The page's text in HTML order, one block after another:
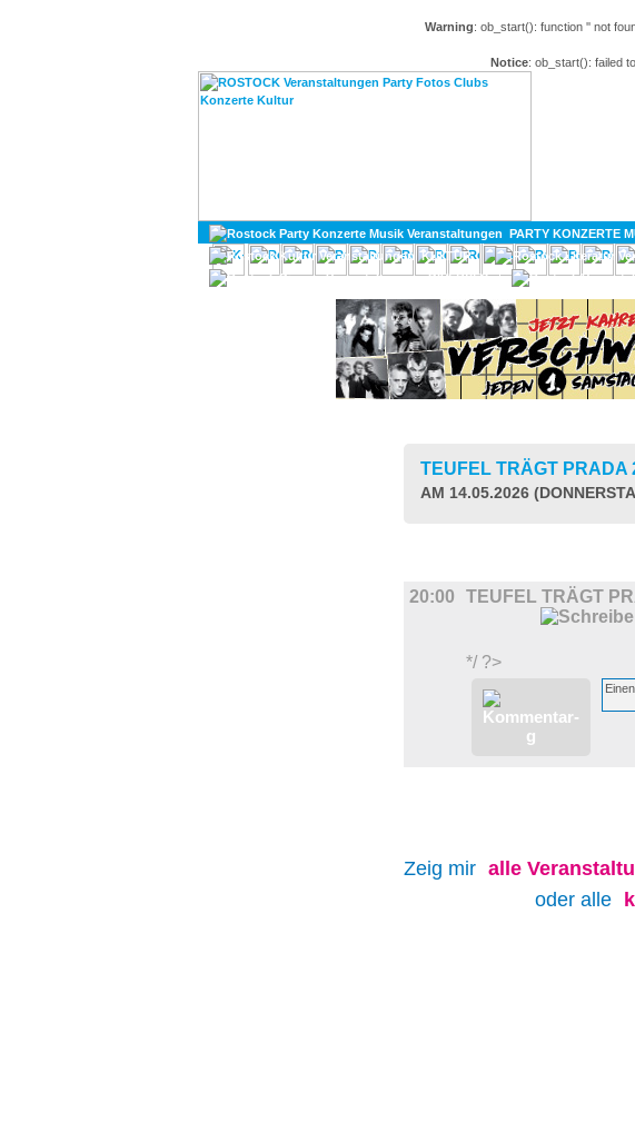
Warning: ob_start(): function '' not
Notice: ob_start(): failed
PARTY KONZERTE
KULTUR
DIVERSES
TEUFEL TRÄGT PRADA
AM 14.05.2026
20:00 TEUFEL TRÄGT
*/ ?>
Zeig mir alle
oder alle